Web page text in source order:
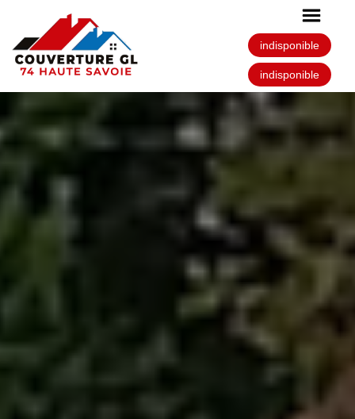
indisponible
indisponible